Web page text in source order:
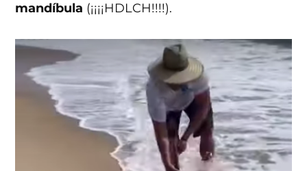
mandíbula (¡¡¡¡HDLCH!!!!).